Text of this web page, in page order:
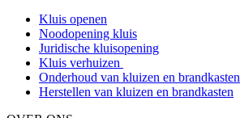
Kluis openen
Noodopening kluis
Juridische kluisopening
Kluis verhuizen
Onderhoud van kluizen en brandkasten
Herstellen van kluizen en brandkasten